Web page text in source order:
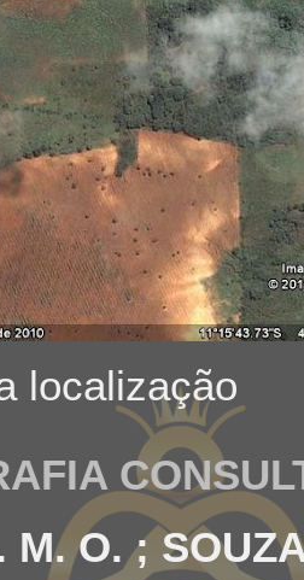
localização
M. O. ;